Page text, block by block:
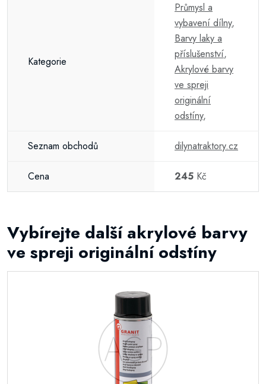
Kategorie
Průmysl a
vybavení dílny,
Barvy laky a
příslušenství,
Akrylové barvy
ve spreji
originální
odstíny,
Seznam obchodů dilynatraktory.cz
Cena 245 Kč
Vybírejte další akrylové barvy
ve spreji originální odstíny